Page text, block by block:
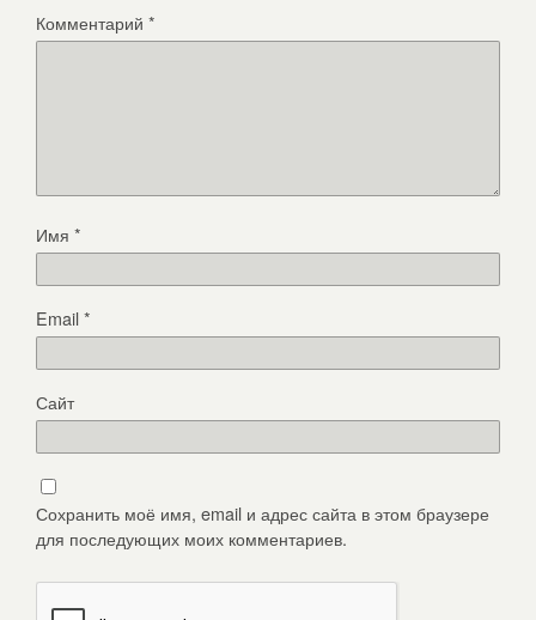
Комментарий *
Имя *
Email*
Сайт
Сохранить моё имя, email и адрес сайта в этом браузере
для последующих моих комментариев.